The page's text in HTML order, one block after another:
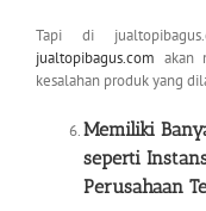
Tapi di
jualtopibagus.com akan
kesalahan produk yang
Memiliki
seperti
Perusahaan